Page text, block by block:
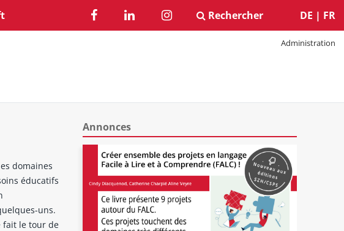
Administration
DE | FR
Rechercher
domaines
éducatifs
uns.
fait le tour de
Annonces